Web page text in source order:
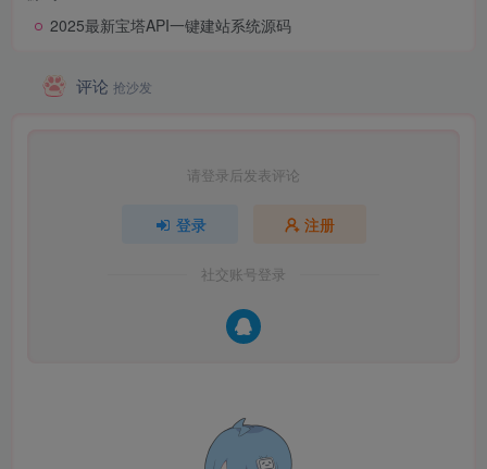
2025最新宝塔API一键建站系统源码
评论 抢沙发
请登录后发表评论
登录 注册
社交账号登录